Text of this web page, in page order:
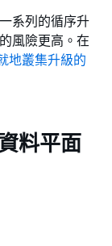
系列的循序升
風險更高。在
地叢集升級的
料平面